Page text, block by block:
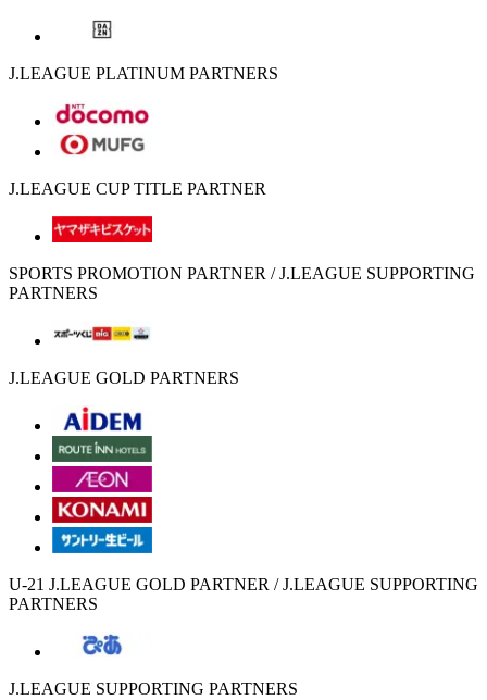
J.LEAGUE PLATINUM PARTNERS
J.LEAGUE CUP TITLE PARTNER
SPORTS PROMOTION PARTNER / J.LEAGUE SUPPORTING
PARTNERS
J.LEAGUE GOLD PARTNERS
U-21 J.LEAGUE GOLD PARTNER / J.LEAGUE SUPPORTING
PARTNERS
J.LEAGUE SUPPORTING PARTNERS